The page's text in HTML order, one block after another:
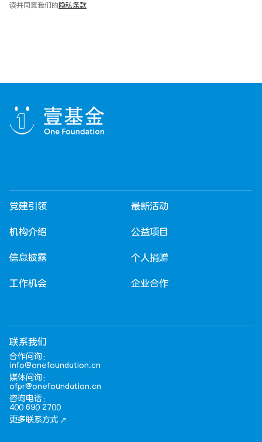
读并同意我们的隐私条款
党建引领
机构介绍
信息披露
工作机会
最新活动
公益项目
个人捐赠
企业合作
联系我们
合作问询：
info@onefoundation.cn
媒体问询：
ofpr@onefoundation.cn
咨询电话：
400 690 2700
更多联系方式